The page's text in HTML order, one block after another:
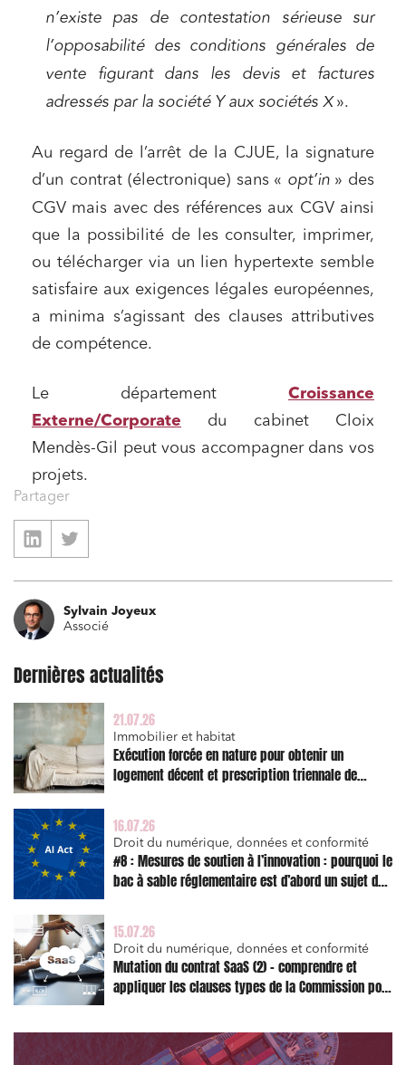
n’existe pas de contestation sérieuse sur
l’opposabilité des conditions générales de
vente figurant dans les devis et factures
adressés par la société Y aux sociétés X».
Au regard de l’arrêt de la CJUE, la signature
d’un contrat (électronique) sans « opt’in» des
CGV mais avec des références aux CGV ainsi
que la possibilité de les consulter, imprimer,
ou télécharger via un lien hypertexte semble
satisfaire aux exigences légales européennes,
a minima s’agissant des clauses attributives
de compétence.
Le département Croissance
Externe/Corporate du cabinet Cloix
Mendès-Gil peut vous accompagner dans vos
projets.
Partager
Sylvain Joyeux
Associé
Dernières actualités
21.07.26
Immobilier et habitat
Exécution forcée en nature pour obtenir un
logement décent et prescription triennale de
16.07.26
Droit du numérique, données et conformité
#8 : Mesures de soutien à l’innovation : pourquoi le
bac à sable réglementaire est d’abord un sujet de
15.07.26
Droit du numérique, données et conformité
Mutation du contrat SaaS (2) – comprendre et
appliquer les clauses types de la Commission pour
Environnement
Urbanisme et aménagement
Banque finance et assurance